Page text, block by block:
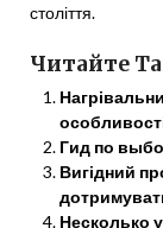
століття.
Читайте
Гид по
Вигідний
Несколько